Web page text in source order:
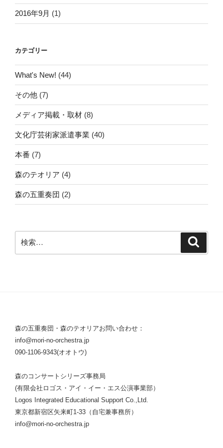
2016年9月 (1)
カテゴリー
What's New! (44)
その他 (7)
メディア掲載・取材 (8)
文化庁芸術家派遣事業 (40)
本番 (7)
森のテオリア (4)
森の五重奏団 (2)
索:
森の五重奏団・森のテオリアお問い合わせ：
info@mori-no-orchestra.jp
090-1106-9343(オオトウ)
森のコンサートシリーズ事務局
(有限会社ロゴス・アイ・イー・エス公演事業部）
Logos Integrated Educational Support Co.,Ltd.
東京都新宿区矢来町1-33（自宅兼事務所）
info@mori-no-orchestra.jp